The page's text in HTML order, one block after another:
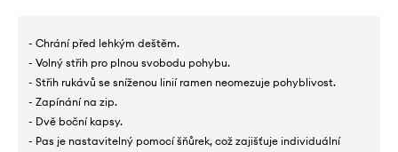
- Chrání před lehkým deštěm.
- Volný střih pro plnou svobodu pohybu.
- Střih rukávů se sníženou linií ramen neomezuje pohyblivost.
- Zapínání na zip.
- Dvě boční kapsy.
- Pas je nastavitelný pomocí šňůrek, což zajišťuje individuální